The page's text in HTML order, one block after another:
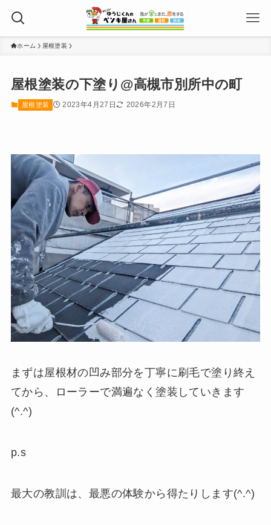
ホーム 屋根塗装
屋根塗装の下塗り@高槻市別所中の町
屋根塗装 2023年4月27日 2026年2月7日
まずは屋根材の凹み部分を丁寧に刷毛で塗り終え
てから、ローラーで満遍なく塗装していきます
(^.^)
p.s
最大の教訓は、最悪の体験から得たりします(^.^)